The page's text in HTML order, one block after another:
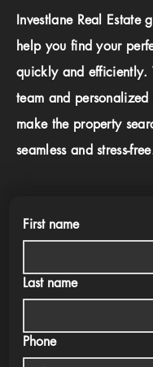
Investlane Real Estate
help you find your
quickly and efficiently.
team and
make the property
seamless and stress-
First name
Last name
Phone